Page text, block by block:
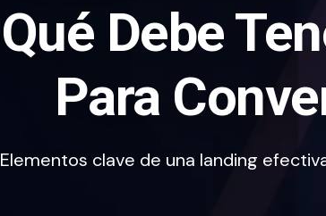
Qué Debe
Para
Elementos clave de una landing